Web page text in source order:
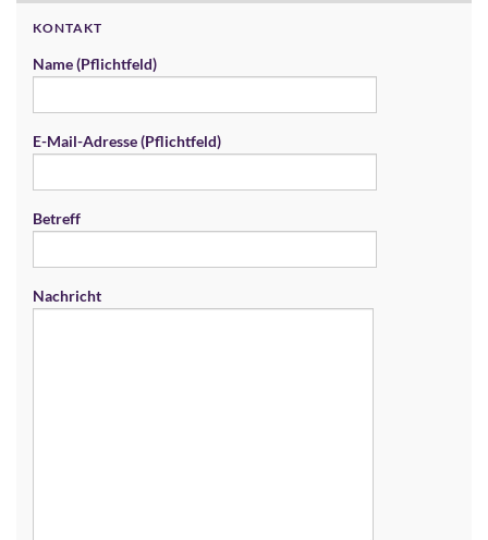
KONTAKT
Name (Pflichtfeld)
E-Mail-Adresse (Pflichtfeld)
Betreff
Nachricht